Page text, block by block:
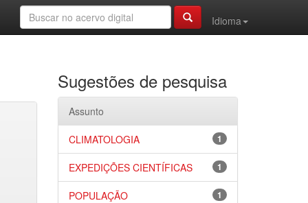
Idioma
Sugestões de pesquisa
Assunto
1
CLIMATOLOGIA
1
EXPEDIÇÕES CIENTÍFICAS
1
POPULAÇÃO